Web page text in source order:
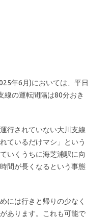
年6月)においては、平日
線の運転間隔は80分おき
行されていない大川支線
ているだけマシ」という
いくうちに海芝浦駅に向
間が長くなるという事態
には行きと帰りの少なく
あります。これも可能で